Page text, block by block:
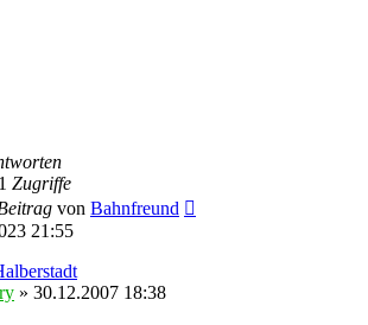
Zugriffe
von Bahnfreund
21:55
» 30.12.2007 18:38